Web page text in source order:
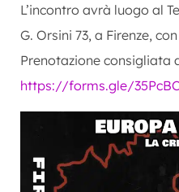
L’incontro avrà luogo al
G. Orsini 73, a Firenze,
Prenotazione consigliata
https://forms.gle/